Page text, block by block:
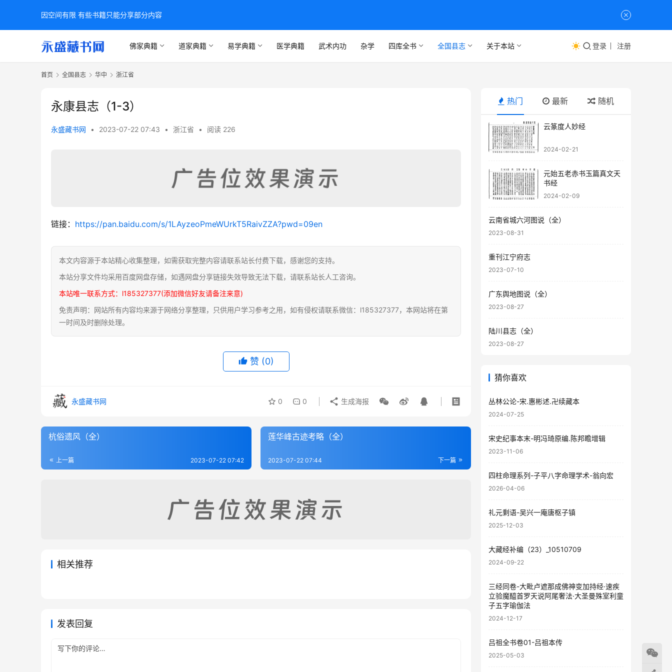
佛家典籍 道家典籍 易学典籍 医学典籍 武术内功 杂学 四库全书 全国县志 关于本站 登录 注册
首页 全国县志 华中 浙江省
永康县志（1-3）
永盛藏书网 • 2023-07-22 07:43 • 浙江省 • 阅读 226
链接： https://pan.baidu.com/s/1LAyzeoPmeWUrkT5RaivZZA?pwd=09en
本文内容源于本站精心收集整理，如需获取完整内容请联系站长付费下载，感谢您的支持。
本站分享文件均采用百度网盘存储，如遇网盘分享链接失效导致无法下载，请联系站长人工咨询。
本站唯一联系方式：l185327377(添加微信好友请备注来意)
免责声明：网站所有内容均来源于网络分享整理，只供用户学习参考之用，如有侵权请联系微信：l185327377，本网站将在第
一时间及时删除处理。
赞 (0)
永盛藏书网 0 0 生成海报
杭俗遗风（全）
上一篇 2023-07-22 07:42
莲华峰古迹考略（全）
下一篇
2023-07-22 07:44
相关推荐
发表回复
热门 最新 随机
云篆度人妙经
2024-02-21
元始五老赤书玉篇真文天
书经
2024-02-09
云南省城六河图说（全）
2023-08-31
重刊江宁府志
2023-07-10
广东舆地图说（全）
2023-08-27
陆川县志（全）
2023-08-27
猜你喜欢
丛林公论-宋.惠彬述.卍续藏本
2024-07-25
宋史纪事本末-明冯琦原编.陈邦瞻增辑
2023-11-06
四柱命理系列-子平八字命理学术-翁向宏
2026-04-06
礼元剩语-吴兴一庵唐枢子镇
2025-12-03
大藏经补编（23）_10510709
2024-09-22
三经同卷-大毗卢遮那成佛神变加持经·速疾
立验魔醯首罗天说阿尾奢法·大圣曼殊室利童
子五字瑜伽法
2024-12-17
吕祖全书卷01-吕祖本传
2025-05-03
因空间有限 有些书籍只能分享部分内容